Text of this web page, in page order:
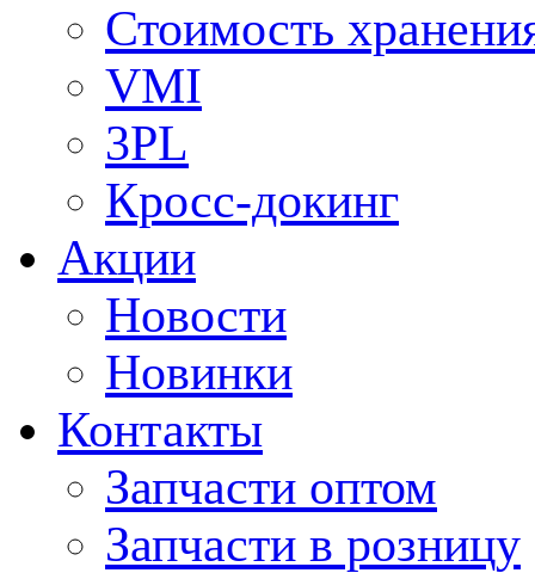
Стоимость
VMI
3PL
Кросс-докинг
Акции
Новости
Новинки
Контакты
Запчасти оптом
Запчасти в розницу